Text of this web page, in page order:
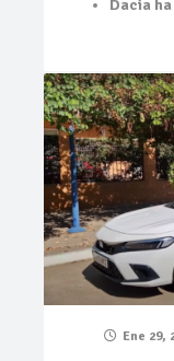
Dacia
Ene 29,